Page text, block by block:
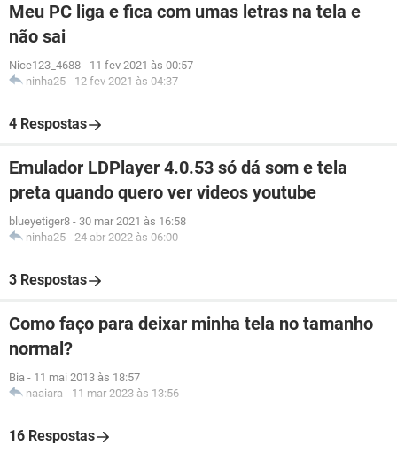
Meu PC liga e fica com umas letras na tela e
não sai
Nice123_4688 - 11 fev 2021 às 00:57
ninha25 - 12 fev 2021 às 04:37
4 Respostas
Emulador LDPlayer 4.0.53 só dá som e tela
preta quando quero ver videos youtube
blueyetiger8 - 30 mar 2021 às 16:58
ninha25 - 24 abr 2022 às 06:00
3 Respostas
Como faço para deixar minha tela no tamanho
normal?
Bia - 11 mai 2013 às 18:57
naaiara - 11 mar 2023 às 13:56
16 Respostas